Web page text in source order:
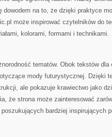
dowodem na to, że dzięki praktyce
może inspirować czytelników do
kolorami, formami i technikami.
tematów. Obok tekstów
mody futurystycznej. Dzięki
ale pokazuje krawiectwo jako
że strona może zainteresować
bardziej inspirujących